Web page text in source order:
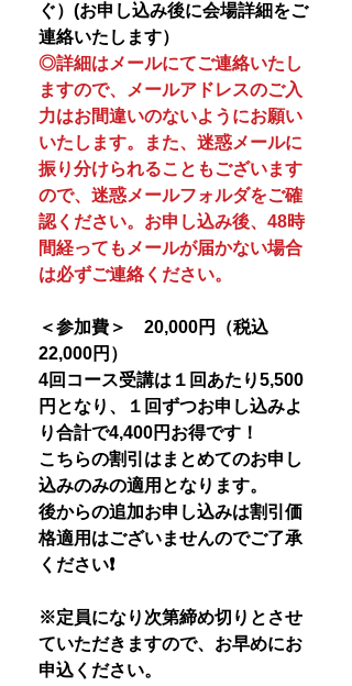
ぐ）(お申し込み後に会場詳細をご
連絡いたします）
◎詳細はメールにてご連絡いたし
ますので、メールアドレスのご入
力はお間違いのないようにお願い
いたします。また、迷惑メールに
振り分けられることもございます
ので、迷惑メールフォルダをご確
認ください。お申し込み後、48時
間経ってもメールが届かない場合
は必ずご連絡ください。
＜参加費＞ 20,000円（税込
22,000円）
4回コース受講は１回あたり5,500
円となり、１回ずつお申し込みよ
り合計で4,400円お得です！
こちらの割引はまとめてのお申し
込みのみの適用となります。
後からの追加お申し込みは割引価
格適用はございませんのでご了承
ください❗️
※定員になり次第締め切りとさせ
ていただきますので、お早めにお
申込ください。